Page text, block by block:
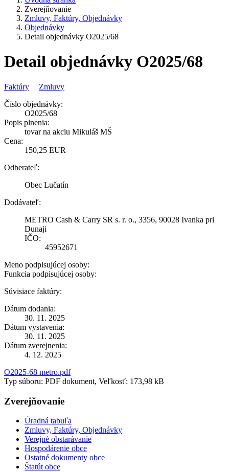
Zverejňovanie
Zmluvy, Faktúry, Objednávky
Objednávky
Detail objednávky O2025/68
Detail objednávky O2025/68
Faktúry | Zmluvy
Číslo objednávky:
O2025/68
Popis plnenia:
tovar na akciu Mikuláš MŠ
Cena:
150,25 EUR
Odberateľ:
Obec Lučatín
Dodávateľ:
METRO Cash & Carry SR s. r. o., 3356, 90028 Ivanka pri
Dunaji
IČO:
45952671
Meno podpisujúcej osoby:
Funkcia podpisujúcej osoby:
Súvisiace faktúry:
Dátum dodania:
30. 11. 2025
Dátum vystavenia:
30. 11. 2025
Dátum zverejnenia:
4. 12. 2025
O2025-68 metro.pdf
Typ súboru: PDF dokument, Veľkosť: 173,98 kB
Zverejňovanie
Úradná tabuľa
Zmluvy, Faktúry, Objednávky
Verejné obstarávanie
Hospodárenie obce
Ostatné dokumenty obce
Štatút obce